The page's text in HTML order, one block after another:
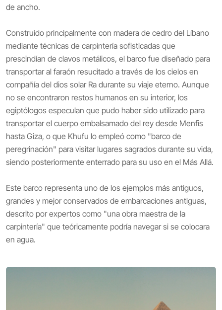
de ancho.
Construido principalmente con madera de cedro del Líbano
mediante técnicas de carpintería sofisticadas que
prescindían de clavos metálicos, el barco fue diseñado para
transportar al faraón resucitado a través de los cielos en
compañía del dios solar Ra durante su viaje eterno. Aunque
no se encontraron restos humanos en su interior, los
egiptólogos especulan que pudo haber sido utilizado para
transportar el cuerpo embalsamado del rey desde Menfis
hasta Giza, o que Khufu lo empleó como "barco de
peregrinación" para visitar lugares sagrados durante su vida,
siendo posteriormente enterrado para su uso en el Más Allá.
Este barco representa uno de los ejemplos más antiguos,
grandes y mejor conservados de embarcaciones antiguas,
descrito por expertos como "una obra maestra de la
carpintería" que teóricamente podría navegar si se colocara
en agua.